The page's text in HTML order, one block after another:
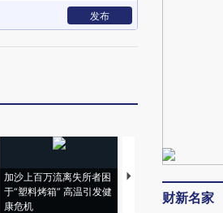
发布
加沙上百万流离失所者困
于“塑料烤箱” 高温引发健
康危机
视线｜HYROX的吸金
术：是什么让中产们甘
心“花钱找虐”？
财新名家